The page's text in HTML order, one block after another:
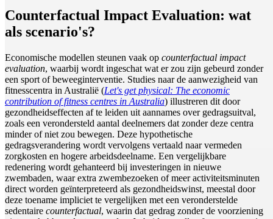
Counterfactual Impact Evaluation: wat
als scenario's?
Economische modellen steunen vaak op counterfactual impact
evaluation, waarbij wordt ingeschat wat er zou zijn gebeurd zonder
een sport of beweeginterventie. Studies naar de aanwezigheid van
fitnesscentra in Australië (Let's get physical: The economic
contribution of fitness centres in Australia) illustreren dit door
gezondheidseffecten af te leiden uit aannames over gedragsuitval,
zoals een verondersteld aantal deelnemers dat zonder deze centra
minder of niet zou bewegen. Deze hypothetische
gedragsverandering wordt vervolgens vertaald naar vermeden
zorgkosten en hogere arbeidsdeelname. Een vergelijkbare
redenering wordt gehanteerd bij investeringen in nieuwe
zwembaden, waar extra zwembezoeken of meer activiteitsminuten
direct worden geïnterpreteerd als gezondheidswinst, meestal door
deze toename impliciet te vergelijken met een veronderstelde
sedentaire counterfactual, waarin dat gedrag zonder de voorziening